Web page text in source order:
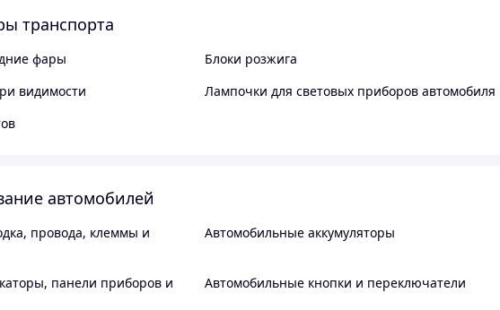
транспорта
фары
Блоки розжига
видимости
Лампочки для световых приборов автомобиля
автомобилей
провода, клеммы и
Автомобильные аккумуляторы
панели приборов и
Автомобильные кнопки и переключатели